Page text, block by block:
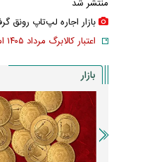
اگر ارز ترجیحی را حذف
جدید صابر ابر در فضای مجازی
منتشر شد
بازار اجاره لپ‌تاپ
اعتبار کالابرگ مرداد ۱۴۰۵ امروز شارژ شد
بازار